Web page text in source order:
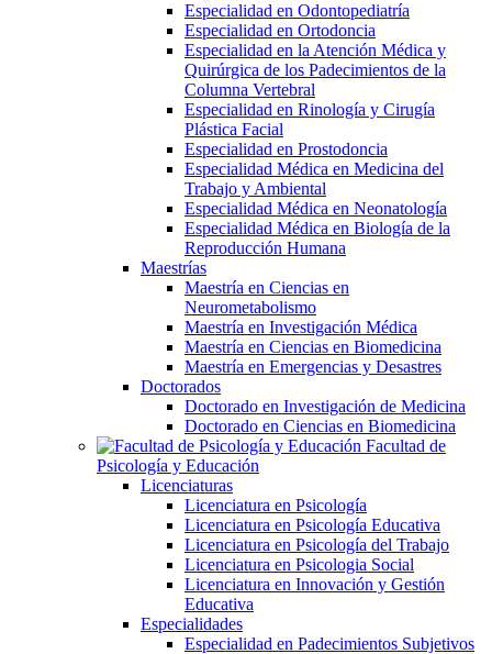
Especialidad en Odontopediatría
Especialidad en Ortodoncia
Especialidad en la Atención Médica y
Quirúrgica de los Padecimientos de la
Columna Vertebral
Especialidad en Rinología y Cirugía
Plástica Facial
Especialidad en Prostodoncia
Especialidad Médica en Medicina del
Trabajo y Ambiental
Especialidad Médica en Neonatología
Especialidad Médica en Biología de la
Reproducción Humana
Maestrías
Maestría en Ciencias en
Neurometabolismo
Maestría en Investigación Médica
Maestría en Ciencias en Biomedicina
Maestría en Emergencias y Desastres
Doctorados
Doctorado en Investigación de Medicina
Doctorado en Ciencias en Biomedicina
Facultad de
Psicología y Educación
Licenciaturas
Licenciatura en Psicología
Licenciatura en Psicología Educativa
Licenciatura en Psicología del Trabajo
Licenciatura en Psicologia Social
Licenciatura en Innovación y Gestión
Educativa
Especialidades
Especialidad en Padecimientos Subjetivos